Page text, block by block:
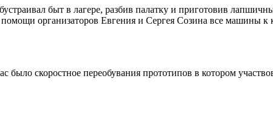
быт в лагере, разбив палатку и приготовив
организаторов Евгения и Сергея Созина все машины к
было скоростное переобувания прототипов в котором